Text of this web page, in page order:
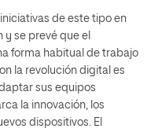
de este tipo en
se prevé que el
forma habitual de trabajo
la revolución digital es
sus equipos
la innovación, los
dispositivos. El